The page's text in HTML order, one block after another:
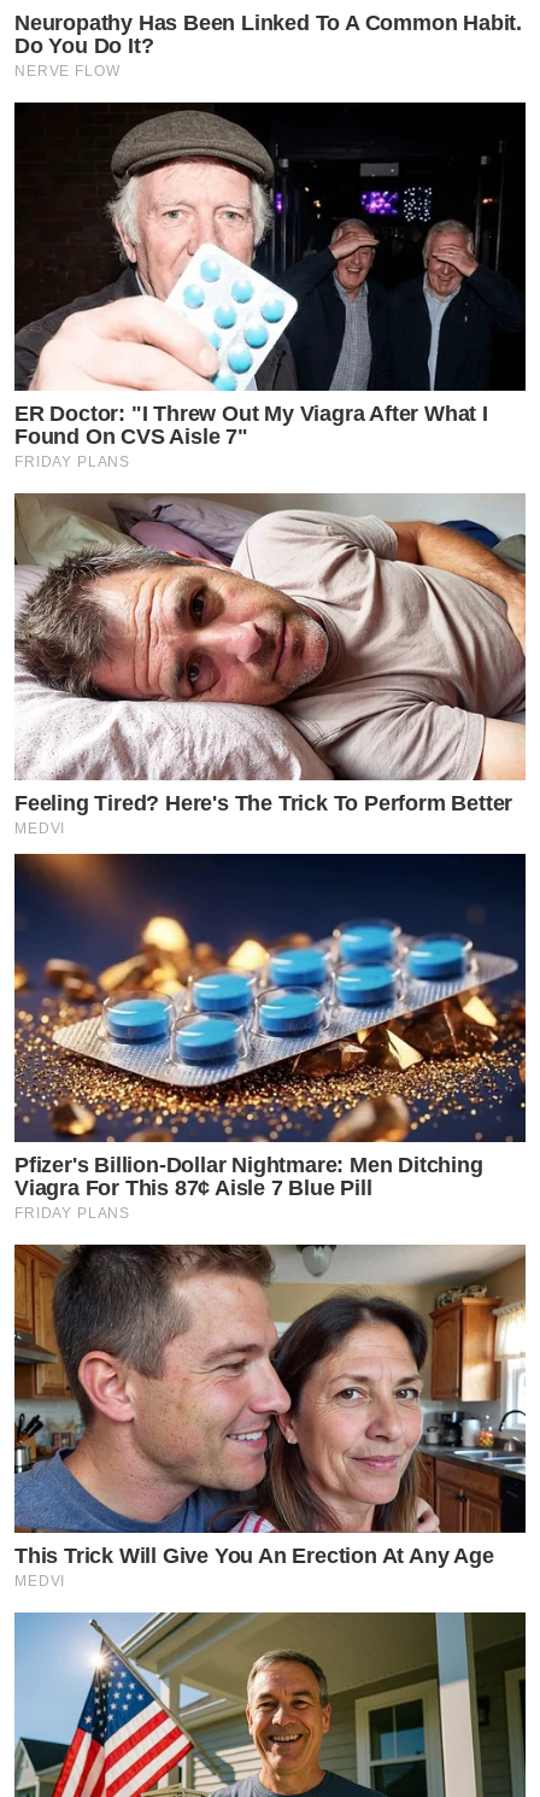
Neuropathy Has Been Linked To A Common Habit.
Do You Do It?
NERVE FLOW
ER Doctor: "I Threw Out My Viagra After What I
Found On CVS Aisle 7"
FRIDAY PLANS
Feeling Tired? Here's The Trick To Perform Better
MEDVI
Pfizer's Billion-Dollar Nightmare: Men Ditching
Viagra For This 87¢ Aisle 7 Blue Pill
FRIDAY PLANS
This Trick Will Give You An Erection At Any Age
MEDVI